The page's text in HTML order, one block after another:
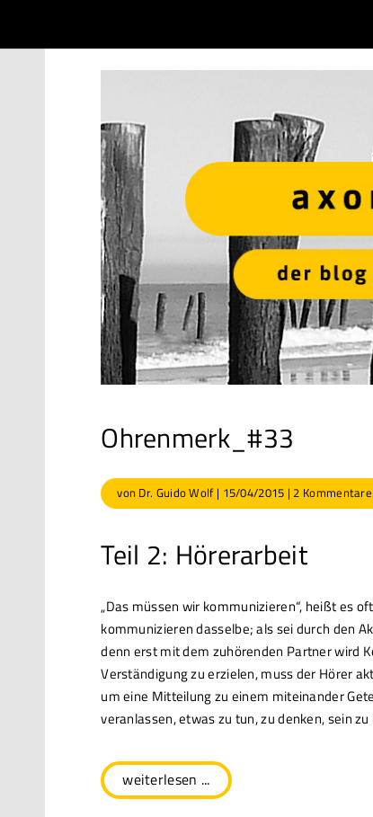
Ohrenmerk_#33
von Dr. Guido Wolf| 15/04/2015 |2 Kommentare
Teil 2: Hörerarbeit
„Das müssen wir kommunizieren“, heißt es
kommunizieren dasselbe; als sei durch den
denn erst mit dem zuhörenden Partner wird
Verständigung zu erzielen, muss der Hörer
um eine Mitteilung zu einem miteinander
veranlassen, etwas zu tun, zu denken, sein
weiterlesen ...